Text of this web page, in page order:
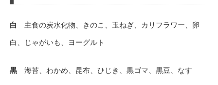
白
主食の炭水化物、きのこ、玉ねぎ、カリフラワー、卵
白、じゃがいも、ヨーグルト
黒 海苔、わかめ、昆布、ひじき、黒ゴマ、黒豆、なす